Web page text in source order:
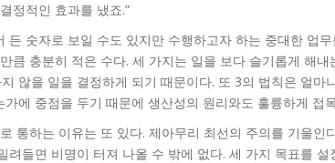
정적인 효과를 냈죠.”
든 숫자로 보일 수도 있지만 수행하고자 하는 중대한 업
큼 충분히 적은 수다. 세 가지는 일을 보다 슬기롭게 해
않을 일을 결정하게 되기 때문이다. 또 3의 법칙은 얼마
에 중점을 두기 때문에 생산성의 원리와도 훌륭하게 접
통하는 이유는 또 있다. 제아무리 최선의 주의를 기울인
려들면 비명이 터져 나올 수 밖에 없다. 세 가지 목표를